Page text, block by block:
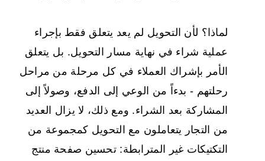
لماذا؟ لأن التحويل لم يعد يتعلق فقط بإجراء
عملية شراء في نهاية مسار التحويل. بل يتعلق
الأمر بإشراك العملاء في كل مرحلة من مراحل
رحلتهم - بدءاً من الوعي إلى الدفع، وصولاً إلى
المشاركة بعد الشراء. ومع ذلك، لا يزال العديد
من التجار يتعاملون مع التحويل كمجموعة من
التكتيكات غير المترابطة: تحسين صفحة منتج